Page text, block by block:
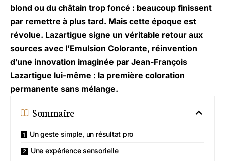
blond ou du châtain trop foncé : beaucoup finissent
par remettre à plus tard. Mais cette époque est
révolue. Lazartigue signe un véritable retour aux
sources avec l’Emulsion Colorante, réinvention
d’une innovation imaginée par Jean-François
Lazartigue lui-même : la première coloration
permanente sans mélange.
Sommaire
Un geste simple, un résultat pro
Une expérience sensorielle